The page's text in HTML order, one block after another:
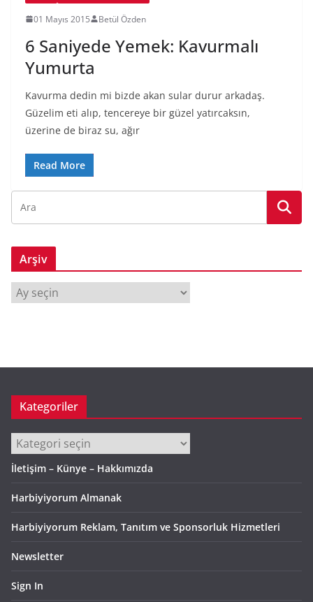
01 Mayıs 2015 Betül Özden
6 Saniyede Yemek: Kavurmalı
Yumurta
Kavurma dedin mi bizde akan sular durur arkadaş.
Güzelim eti alıp, tencereye bir güzel yatırcaksın,
üzerine de biraz su, ağır
Read More
Arşiv
r
Kategoriler
Kategoriler
İletişim – Künye – Hakkımızda
Harbiyiyorum Almanak
Harbiyiyorum Reklam, Tanıtım ve Sponsorluk Hizmetleri
Newsletter
Sign In